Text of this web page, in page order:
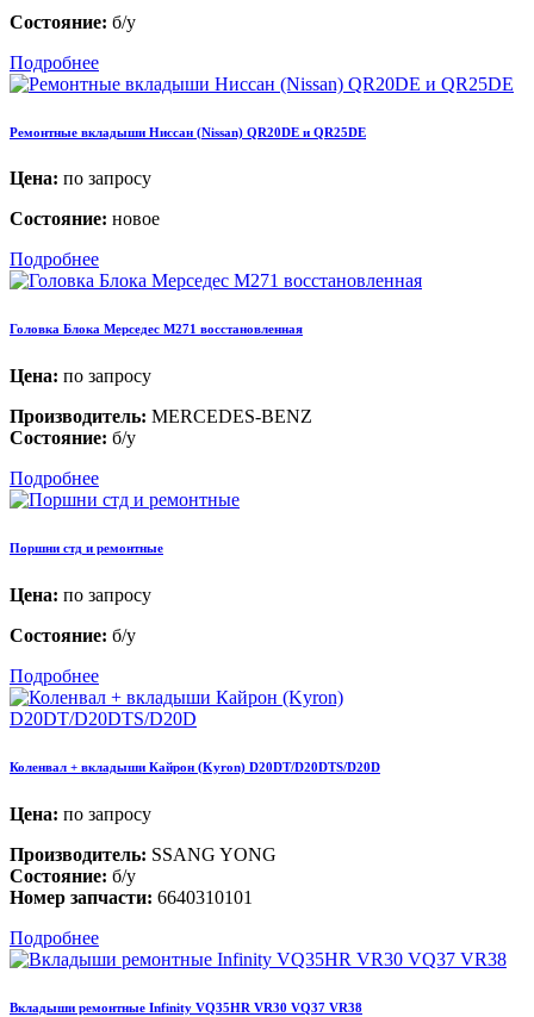
Состояние: б/у
Подробнее
Ремонтные вкладыши Ниссан (Nissan) QR20DE и QR25DE
Цена: по запросу
Состояние: новое
Подробнее
Головка Блока Мерседес M271 восстановленная
Цена: по запросу
Производитель: MERCEDES-BENZ
Состояние: б/у
Подробнее
Поршни стд и ремонтные
Цена: по запросу
Состояние: б/у
Подробнее
Коленвал + вкладыши Кайрон (Kyron) D20DT/D20DTS/D20D
Цена: по запросу
Производитель: SSANG YONG
Состояние: б/у
Номер запчасти: 6640310101
Подробнее
Вкладыши ремонтные Infinity VQ35HR VR30 VQ37 VR38